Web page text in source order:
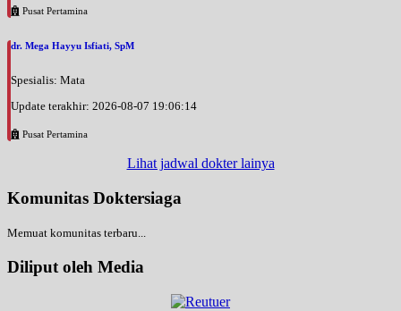
Pusat Pertamina
dr. Mega Hayyu Isfiati, SpM
Spesialis: Mata
Update terakhir: 2026-08-07 19:06:14
Pusat Pertamina
Lihat jadwal dokter lainya
Komunitas Doktersiaga
Memuat komunitas terbaru...
Diliput oleh Media